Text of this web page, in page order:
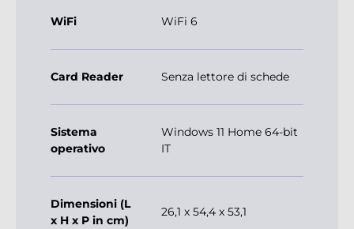
WiFi WiFi 6
Card Reader Senza lettore di schede
Sistema
operativo
Windows 11 Home 64-bit
IT
Dimensioni (L
x H x P in cm)
26,1 x 54,4 x 53,1